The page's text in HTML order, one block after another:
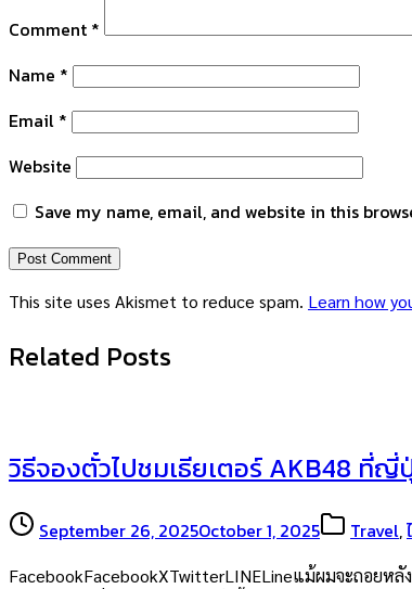
Comment *
Name *
Email *
Website
Save my name, email, and website in this
This site uses Akismet to reduce spam. Learn how
Related Posts
วิธีจองตั๋วไปชมเธียเตอร์ AKB48 ที่ญี่
September 26, 2025October 1, 2025 Travel,
FacebookFacebookXTwitterLINELineแม้ผมจะถอยห